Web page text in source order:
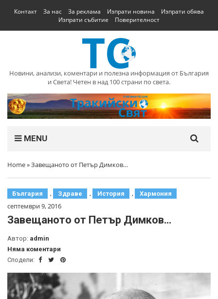
Контакт За нас За реклама Изпрати новина
Изпрати обява
Изпрати събитие
Поверителност
Новини, анализи, коментари и полезна информация от България
и Света! Четен в над 100 страни по света.
MENU
Home»Завещаното от Петър Димков…
България , Здраве , История , Хармония
септември 9, 2016
Завещаното от Петър Димков…
Автор: admin
Няма коментари
Сподели: